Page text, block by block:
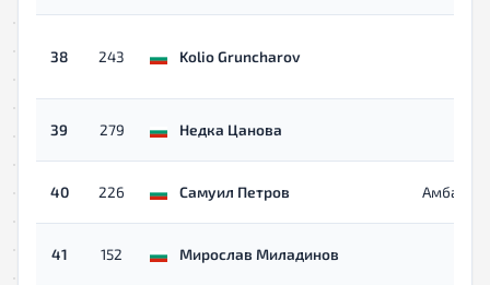
38 243 Kolio Gruncharov
39 279 Недка Цанова
40 226 Самуил Петров
41 152 Мирослав Миладинов